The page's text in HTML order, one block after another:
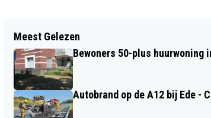
EEN BIJZONDERE KANS VOOR
SOLOZANGERS!
Meest Gelezen
Bewoners 50-plus
Autobrand op de A12 bij Ede -